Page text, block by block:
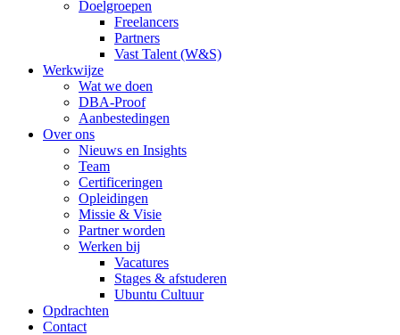
Doelgroepen
Freelancers
Partners
Vast Talent (W&S)
Werkwijze
Wat we doen
DBA-Proof
Aanbestedingen
Over ons
Nieuws en Insights
Team
Certificeringen
Opleidingen
Missie & Visie
Partner worden
Werken bij
Vacatures
Stages & afstuderen
Ubuntu Cultuur
Opdrachten
Contact